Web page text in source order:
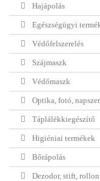
Hajápolás
Egészségügyi
Védőfelszerelés
Szájmaszk
Védőmaszk
Optika, fotó,
Táplálékkiegészítő
Higiéniai termékek
Bőrápolás
Dezodor, stift, rollon